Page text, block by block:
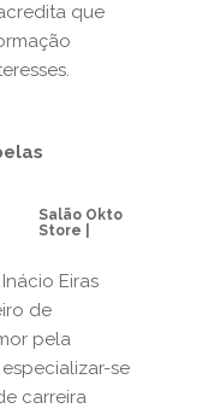
que
Salão Okto
Store |
Eiras
de
pela
se
carreira